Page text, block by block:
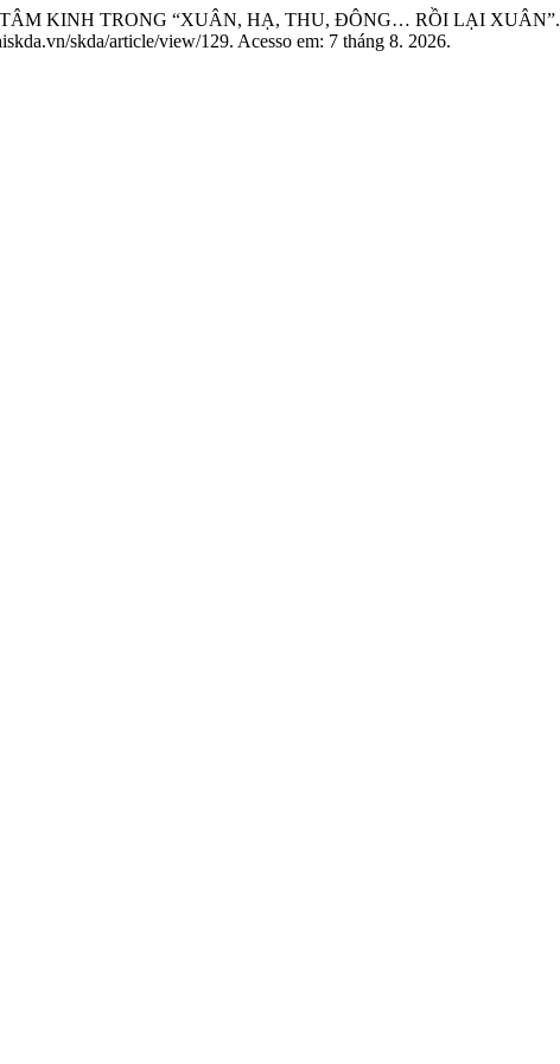
KINH TRONG “XUÂN, HẠ, THU, ĐÔNG… RỒI LẠI XUÂN”.
skda/article/view/129. Acesso em: 7 tháng 8. 2026.